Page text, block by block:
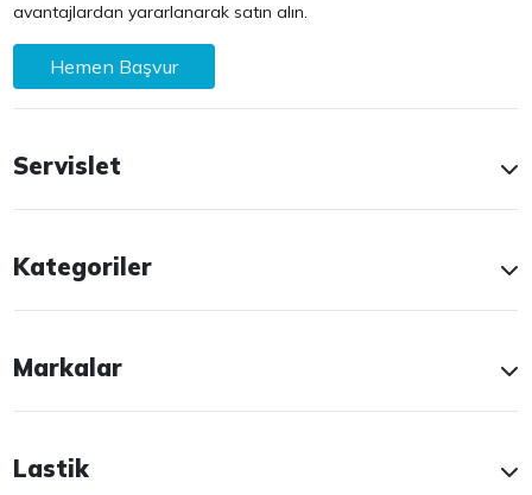
avantajlardan yararlanarak satın alın.
Hemen Başvur
Servislet
Kategoriler
Markalar
Lastik